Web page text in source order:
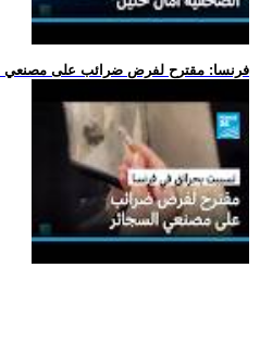
.. فرنسا: مقترح لفرض ضرائب على مصنعي